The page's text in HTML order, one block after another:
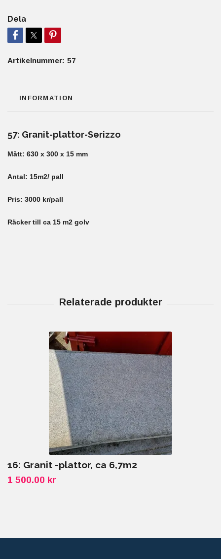
Dela
Artikelnummer: 57
INFORMATION
57: Granit-plattor-Serizzo
Mått: 630 x 300 x 15 mm
Antal: 15m2/ pall
Pris: 3000 kr/pall
Räcker till ca 15 m2 golv
16: Granit -plattor, ca 6,7m2
1 500.00 kr